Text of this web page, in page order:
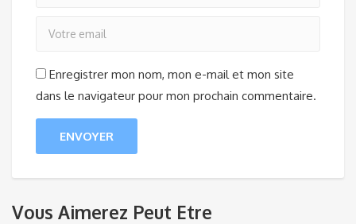
Enregistrer mon nom, mon e-mail et mon site
dans le navigateur pour mon prochain commentaire.
Vous Aimerez Peut Etre